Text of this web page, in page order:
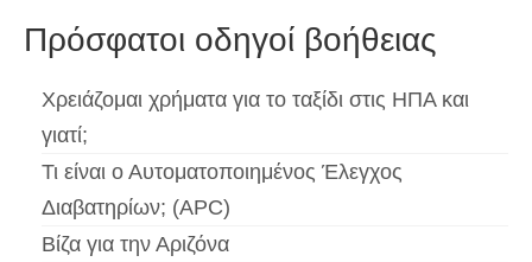
Πρόσφατοι οδηγοί βοήθειας
Χρειάζομαι χρήματα για το ταξίδι στις ΗΠΑ και
γιατί;
Τι είναι ο Αυτοματοποιημένος Έλεγχος
Διαβατηρίων; (APC)
Βίζα για την Αριζόνα